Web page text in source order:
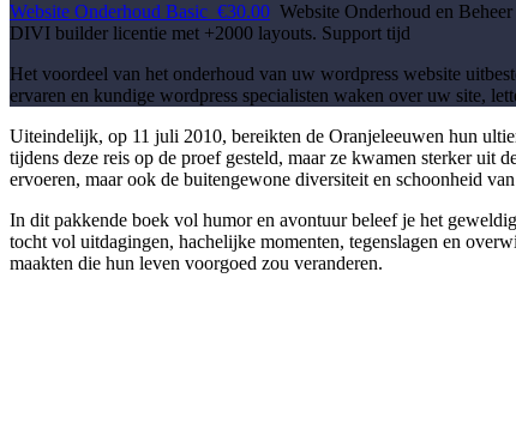
Website Onderhoud Basic €30.00 Website Onderhoud en Beheer
DIVI builder licentie met +2000 layouts. Support tijd
Het voordeel van het onderhoud van uw wordpress website
ervaren en kundige wordpress specialisten waken over uw site,
Uiteindelijk, op 11 juli 2010, bereikten de Oranjeleeuwen hun
tijdens deze reis op de proef gesteld, maar ze kwamen sterker
ervoeren, maar ook de buitengewone diversiteit en schoonheid
In dit pakkende boek vol humor en avontuur beleef je het
tocht vol uitdagingen, hachelijke momenten, tegenslagen en
maakten die hun leven voorgoed zou veranderen.